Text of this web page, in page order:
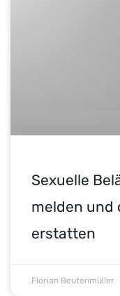
Sexuelle
melden und
erstatten
Florian Beutenmüller